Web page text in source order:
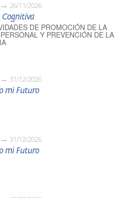
26/11/2026
DE PROMOCIÓN DE LA
Y PREVENCIÓN DE LA
31/12/2026
mi Futuro
31/12/2026
mi Futuro